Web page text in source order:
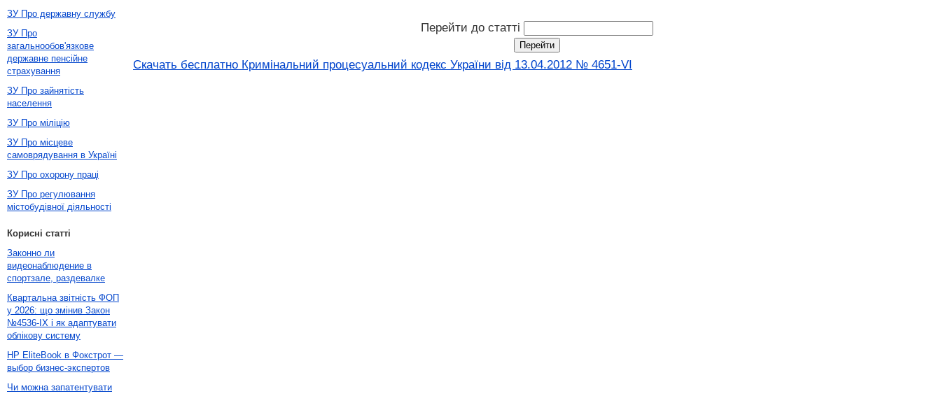
Перейти до статті
Скачать бесплатно Кримінальний процесуальний кодекс України від 13.04.2012 № 4651-VI
ЗУ Про державну службу
ЗУ Про
загальнообов'язкове
державне пенсійне
страхування
ЗУ Про зайнятість
населення
ЗУ Про міліцію
ЗУ Про місцеве
самоврядування в Україні
ЗУ Про охорону праці
ЗУ Про регулювання
містобудівної діяльності
Корисні статті
Законно ли
видеонаблюдение в
спортзале, раздевалке
Квартальна звітність ФОП
у 2026: що змінив Закон
№4536-IX і як адаптувати
облікову систему
HP EliteBook в Фокстрот —
выбор бизнес-экспертов
Чи можна запатентувати